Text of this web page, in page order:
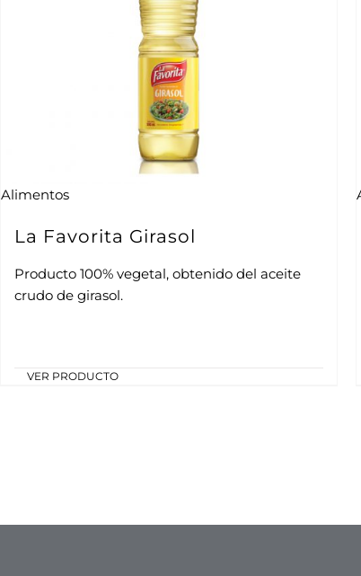
Alimentos
La Favorita Girasol
Producto 100% vegetal, obtenido del aceite
crudo de girasol.
VER PRODUCTO